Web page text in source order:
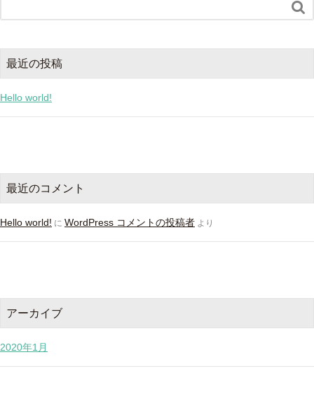

最近の投稿
Hello world!
最近のコメント
Hello world! に WordPress コメントの投稿者 より
アーカイブ
2020年1月